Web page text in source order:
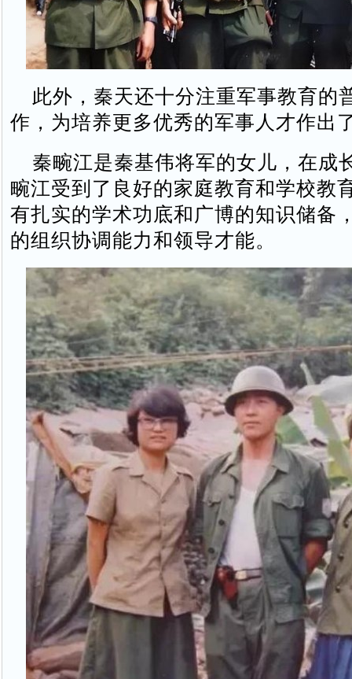
此外，秦天还十分注重军事教育的
作，为培养更多优秀的军事人才作出
秦畹江是秦基伟将军的女儿，在成
畹江受到了良好的家庭教育和学校教
有扎实的学术功底和广博的知识储备
的组织协调能力和领导才能。